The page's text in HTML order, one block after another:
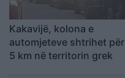
Kakavijë, kolona e
automjeteve shtrihet për
5 km në territorin grek